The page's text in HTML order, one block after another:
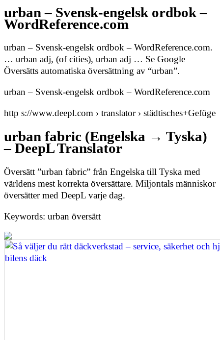
urban – Svensk-engelsk ordbok –
WordReference.com
urban – Svensk-engelsk ordbok – WordReference.com.
… urban adj, (of cities), urban adj … Se Google
Översätts automatiska översättning av “urban”.
urban – Svensk-engelsk ordbok – WordReference.com
http s://www.deepl.com › translator › städtisches+Gefüge
urban fabric (Engelska → Tyska)
– DeepL Translator
Översätt ”urban fabric” från Engelska till Tyska med
världens mest korrekta översättare. Miljontals människor
översätter med DeepL varje dag.
Keywords: urban översätt